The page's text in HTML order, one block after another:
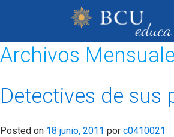
Archivos
Detectives de sus
Posted on 18 junio, 2011 por c0410021